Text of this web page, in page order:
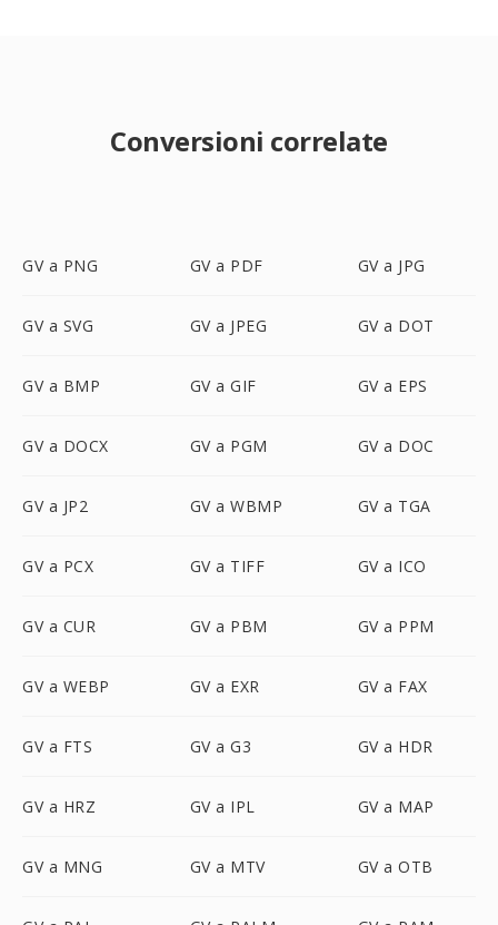
Conversioni correlate
GV a PNG GV a PDF GV a JPG
GV a SVG GV a JPEG GV a DOT
GV a BMP GV a GIF GV a EPS
GV a DOCX GV a PGM GV a DOC
GV a JP2 GV a WBMP GV a TGA
GV a PCX GV a TIFF GV a ICO
GV a CUR GV a PBM GV a PPM
GV a WEBP GV a EXR GV a FAX
GV a FTS GV a G3 GV a HDR
GV a HRZ GV a IPL GV a MAP
GV a MNG GV a MTV GV a OTB